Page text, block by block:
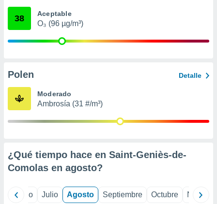
mediante
publicidad
de
38 Aceptable
O₃ (96 µg/m³)
Polen Detalle
Moderado
Ambrosía (31 #/m³)
¿Qué tiempo hace en Saint-Geniès-de-
Comolas en agosto?
Junio Julio Agosto Septiembre Octubre